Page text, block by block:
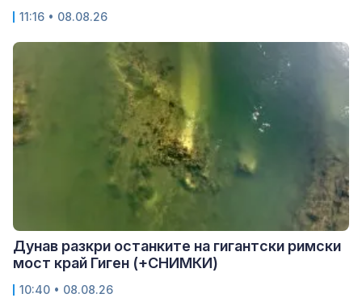
11:16 • 08.08.26
Дунав разкри останките на гигантски римски
мост край Гиген (+СНИМКИ)
10:40 • 08.08.26